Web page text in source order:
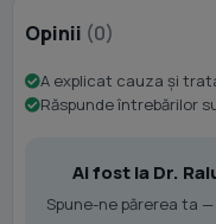
Opinii (0)
A explicat cauza și
Răspunde întrebărilor
Ai fost la Dr.
Spune-ne părerea ta